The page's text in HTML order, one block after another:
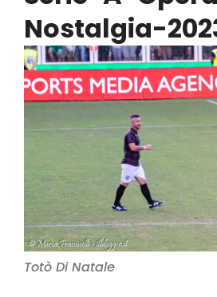
Nostalgia-
Totò Di Natale